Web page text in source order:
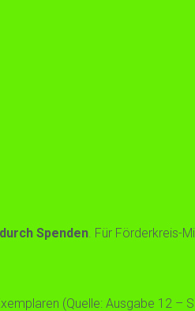
Spenden. Für Förderkreis-
(Quelle: Ausgabe 12 –